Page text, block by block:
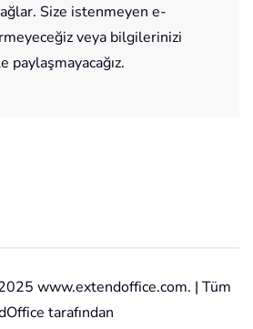
Size istenmeyen e-
veya bilgilerinizi
paylaşmayacağız.
www.extendoffice.com. | Tüm
tarafından